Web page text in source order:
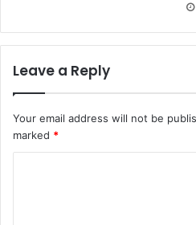
Leave a Reply
Your email address will not be
marked *